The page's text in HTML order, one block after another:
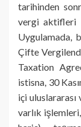
tarihinden
vergi aktifleri
Uygulamada,
Çifte
Taxation
istisna, 30
içi
varlık